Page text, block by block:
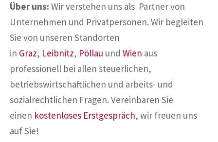
Über uns: Wir verstehen uns als Partner von
Unternehmen und Privatpersonen. Wir begleiten
Sie von unseren Standorten
in Graz, Leibnitz, Pöllau und Wien aus
professionell bei allen steuerlichen,
betriebswirtschaftlichen und arbeits- und
sozialrechtlichen Fragen. Vereinbaren Sie
einen kostenloses Erstgespräch, wir freuen uns
auf Sie!